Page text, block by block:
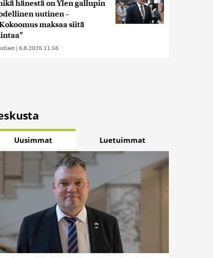
hänestä on Ylen gallupin
uutinen –
maksaa siitä
| 6.8.2026 11:56
Uusimmat Luetuimmat